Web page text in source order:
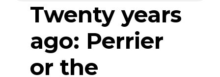
Twenty years
ago: Perrier
or the